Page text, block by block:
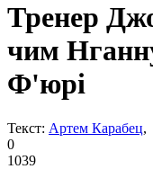
Тренер
чим
Ф'юрі
Текст: Артем Карабец,
0
1039